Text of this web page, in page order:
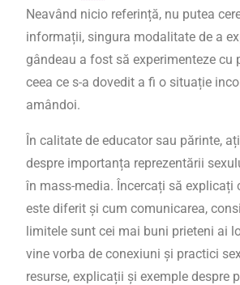
Neavând nicio referință, nu putea
informații, singura modalitate de a
gândeau a fost să experimenteze cu
ceea ce s-a dovedit a fi o situație
amândoi.
În calitate de educator sau părinte,
despre importanța reprezentării
în mass-media. Încercați să explicați
este diferit și cum comunicarea,
limitele sunt cei mai buni prieteni ai
vine vorba de conexiuni și practici
resurse, explicații și exemple despre